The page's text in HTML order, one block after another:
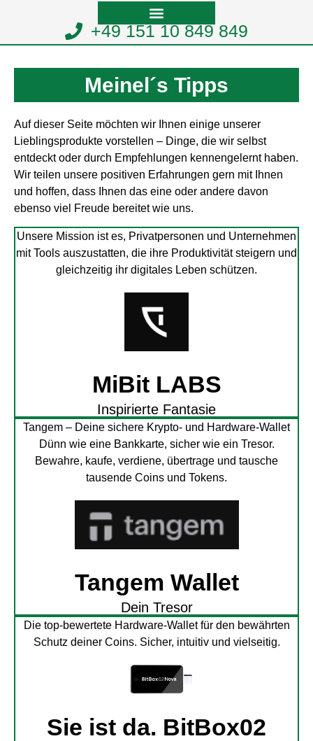
+49 151 10 849 849
Meinel´s Tipps
Auf dieser Seite möchten wir Ihnen einige unserer
Lieblingsprodukte vorstellen – Dinge, die wir selbst
entdeckt oder durch Empfehlungen kennengelernt haben.
Wir teilen unsere positiven Erfahrungen gern mit Ihnen
und hoffen, dass Ihnen das eine oder andere davon
ebenso viel Freude bereitet wie uns.
Unsere Mission ist es, Privatpersonen und Unternehmen
mit Tools auszustatten, die ihre Produktivität steigern und
gleichzeitig ihr digitales Leben schützen.
MiBit LABS
Inspirierte Fantasie
Tangem – Deine sichere Krypto- und Hardware-Wallet
Dünn wie eine Bankkarte, sicher wie ein Tresor.
Bewahre, kaufe, verdiene, übertrage und tausche
tausende Coins und Tokens.
Tangem Wallet
Dein Tresor
Die top-bewertete Hardware-Wallet für den bewährten
Schutz deiner Coins. Sicher, intuitiv und vielseitig.
Sie ist da. BitBox02